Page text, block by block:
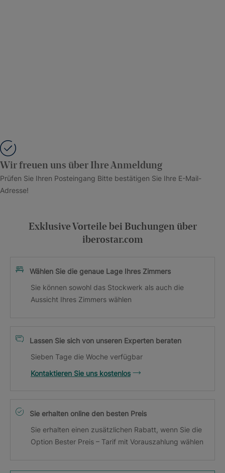
Wir freuen uns über Ihre Anmeldung
Prüfen Sie Ihren Posteingang Bitte bestätigen Sie Ihre E-Mail-
Adresse!
Exklusive Vorteile bei Buchungen über
iberostar.com
Wählen Sie die genaue Lage Ihres Zimmers
Sie können sowohl das Stockwerk als auch die
Aussicht Ihres Zimmers wählen
Lassen Sie sich von unseren Experten beraten
Sieben Tage die Woche verfügbar
Kontaktieren Sie uns kostenlos
Sie erhalten online den besten Preis
Sie erhalten einen zusätzlichen Rabatt, wenn Sie die
Option Bester Preis – Tarif mit Vorauszahlung wählen